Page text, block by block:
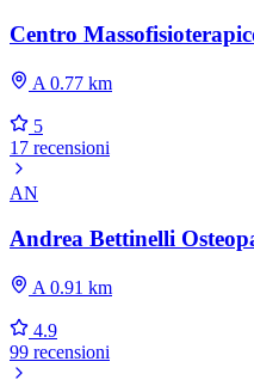
Centro
A 0.77 km
5
17 recensioni
AN
Andrea Bettinelli
A 0.91 km
4.9
99 recensioni